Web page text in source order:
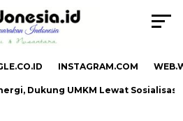
INSTAGRAM.COM
UMKM Lewat Sosialisasi